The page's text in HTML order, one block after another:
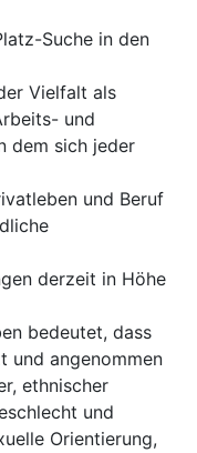
Suche in den
Vielfalt als
und
dem sich jeder
und Beruf
derzeit in Höhe
bedeutet, dass
und angenommen
ethnischer
und
Orientierung,